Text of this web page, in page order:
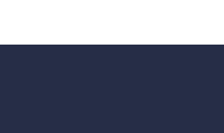
iti pune le dispozitiecadouri pentru